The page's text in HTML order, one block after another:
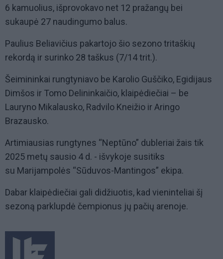
6 kamuolius, išprovokavo net 12 pražangų bei
sukaupė 27 naudingumo balus.
Paulius Beliavičius pakartojo šio sezono tritaškių
rekordą ir surinko 28 taškus (7/14 trit.).
Šeimininkai rungtyniavo be Karolio Guščiko, Egidijaus
Dimšos ir Tomo Delininkaičio, klaipėdiečiai – be
Lauryno Mikalausko, Radvilo Kneižio ir Aringo
Brazausko.
Artimiausias rungtynes “Neptūno” dubleriai žais tik
2025 metų sausio 4 d. - išvykoje susitiks
su Marijampolės “Sūduvos-Mantingos” ekipa.
Dabar klaipėdiečiai gali didžiuotis, kad vieninteliai šį
sezoną parklupdė čempionus jų pačių arenoje.